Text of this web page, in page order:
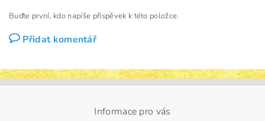
Buďte první, kdo napíše příspěvek k této položce.
Přidat komentář
Informace pro vás